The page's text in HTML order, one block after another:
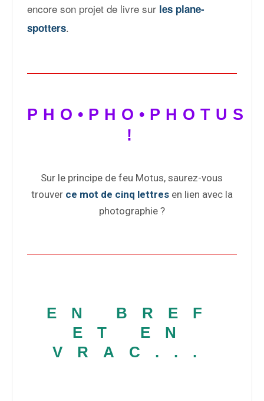
encore son projet de livre sur les plane-
spotters.
PHO•PHO•PHOTUS
!
Sur le principe de feu Motus, saurez-vous
trouver ce mot de cinq lettres en lien avec la
photographie ?
EN BREF
ET EN
VRAC...